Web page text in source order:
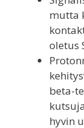
mutta
oletus
beta-
hyvin